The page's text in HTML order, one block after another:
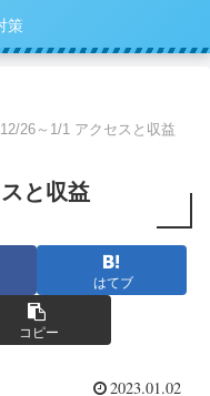
策
26～1/1 アクセスと収益
と収益
はてブ
コピー
2023.01.02